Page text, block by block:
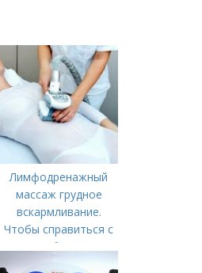
Лимфодренажный
массаж грудное
вскармливание.
Чтобы справиться с
нагрубанием,
необходимо